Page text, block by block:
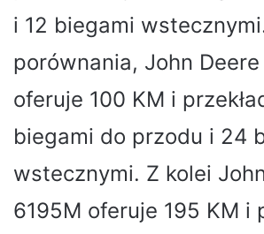
i 12 biegami
porównania, John
oferuje 100 KM i
biegami do przodu i 24
wstecznymi. Z kolei
6195M oferuje 195 KM i